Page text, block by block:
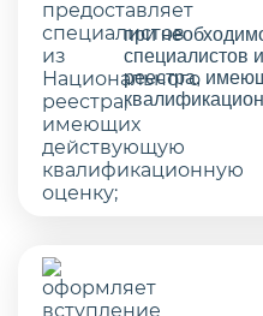
при
специалистов
реестра,